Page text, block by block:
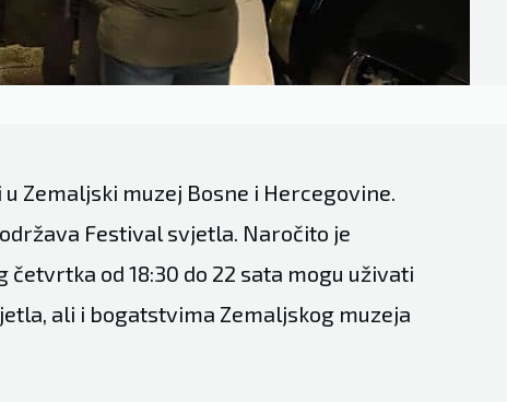
Zemaljski muzej Bosne i Hercegovine.
Festival svjetla. Naročito je
od 18:30 do 22 sata mogu uživati
ali i bogatstvima Zemaljskog muzeja